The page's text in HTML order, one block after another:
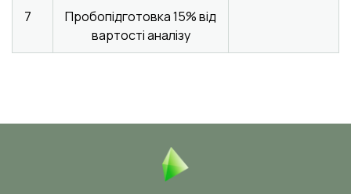
7
Пробопідготовка 15% від
вартості аналізу